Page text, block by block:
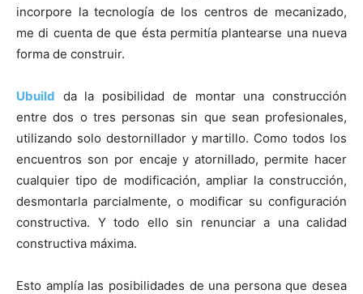
incorpore la tecnología de los centros de mecanizado,
me di cuenta de que ésta permitía plantearse una nueva
forma de construir.
Ubuild da la posibilidad de montar una construcción
entre dos o tres personas sin que sean profesionales,
utilizando solo destornillador y martillo. Como todos los
encuentros son por encaje y atornillado, permite hacer
cualquier tipo de modificación, ampliar la construcción,
desmontarla parcialmente, o modificar su configuración
constructiva. Y todo ello sin renunciar a una calidad
constructiva máxima.
Esto amplía las posibilidades de una persona que desea